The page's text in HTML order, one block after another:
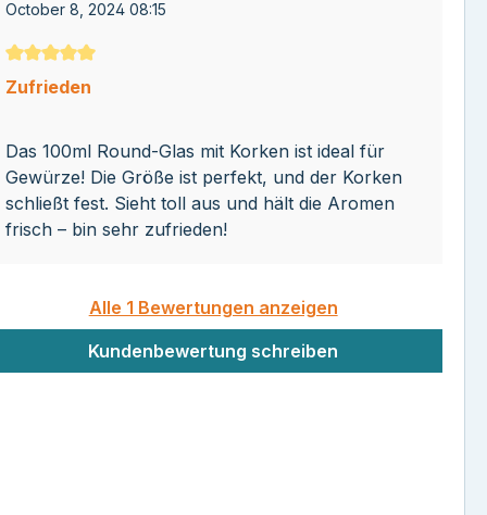
October 8, 2024 08:15
Durchschnittliche Bewertung von 5 von 5 Sternen
Zufrieden
Das 100ml Round-Glas mit Korken ist ideal für
Gewürze! Die Größe ist perfekt, und der Korken
schließt fest. Sieht toll aus und hält die Aromen
frisch – bin sehr zufrieden!
Alle 1 Bewertungen anzeigen
Kundenbewertung schreiben